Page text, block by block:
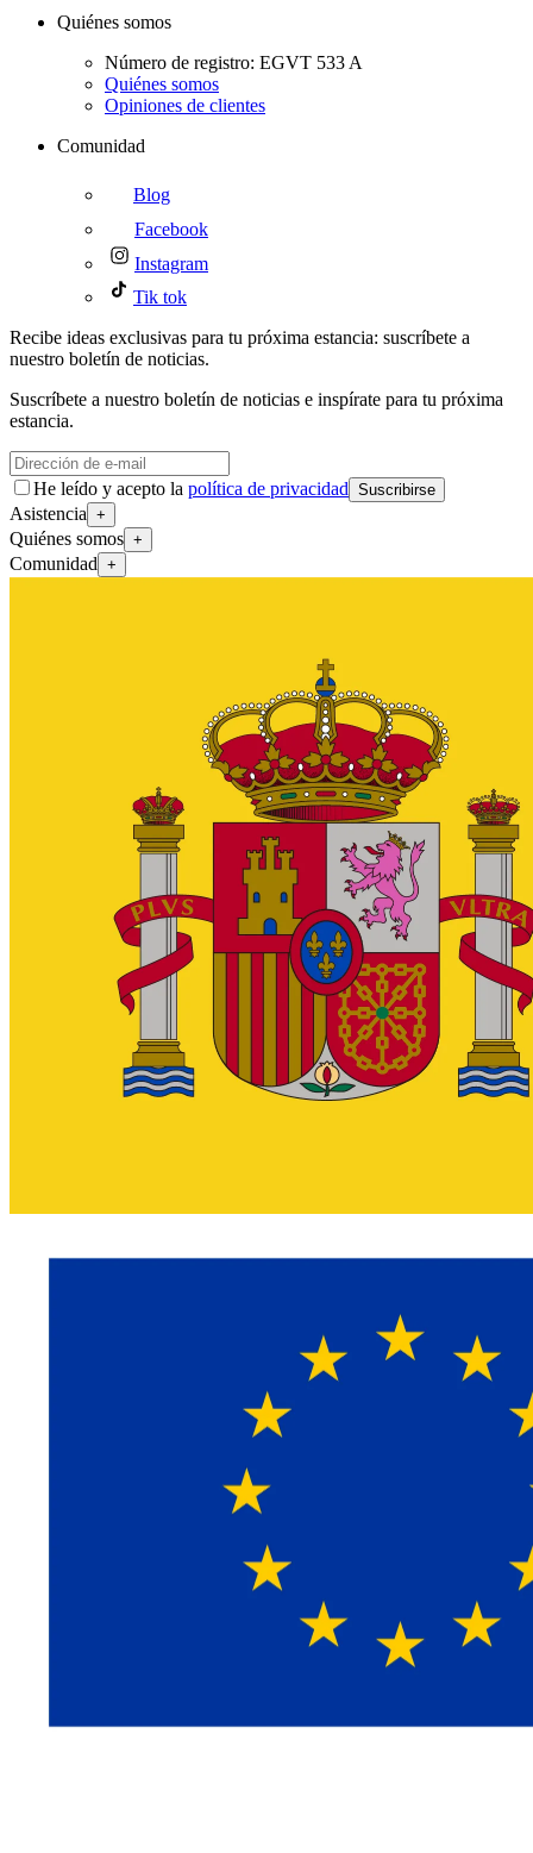
Quiénes somos
Número de registro: EGVT 533 A
Quiénes somos
Opiniones de clientes
Comunidad
Blog
Facebook
Instagram
Tik tok
Recibe ideas exclusivas para tu próxima estancia: suscríbete a
nuestro boletín de noticias.
Suscríbete a nuestro boletín de noticias e inspírate para tu próxima
estancia.
He leído y acepto la política de privacidad Suscribirse
Asistencia +
Quiénes somos +
Comunidad +